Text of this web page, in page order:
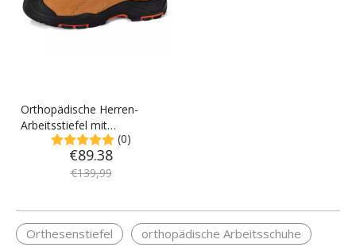
Orthopädische Herren-
Arbeitsstiefel mit
zusammengesetzter
Zehenpartie,
Fußgewölbeunterstützung,
(0)
€89.38
€139,99
Orthesenstiefel
orthopädische Arbeitsschuhe